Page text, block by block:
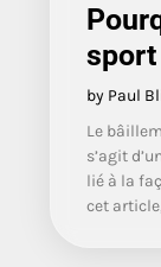
sport
by Paul
Le
s’agit
lié à la
cet